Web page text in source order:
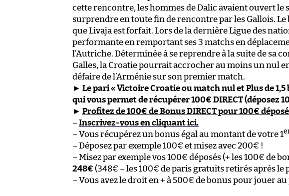
cette rencontre, les hommes de Dalic avaient ouvert le
surprendre en toute fin de rencontre par les Gallois.
que Livaja est forfait. Lors de la dernière Ligue des
performante en remportant ses 3 matchs en
l’Autriche. Déterminée à se reprendre à la suite de sa
Galles, la Croatie pourrait accrocher au moins un nul
défaire de l’Arménie sur son premier match.
► Le pari « Victoire Croatie ou match nul et Plus de 1,5
qui vous permet de récupérer 100€ DIRECT (déposez
► Profitez de 100€ de Bonus DIRECT pour 100€
–Inscrivez-vous en cliquant ici.
– Vous récupérez un bonus égal au montant de votre 1
– Déposez par exemple 100€ et misez avec 200€ !
– Misez par exemple vos 100€ déposés (+ les 100€ de
248€ (348€ – les 100€ de paris gratuits retirés après le
– Vous avez le droit en + à 500€ de bonus pour jouer au